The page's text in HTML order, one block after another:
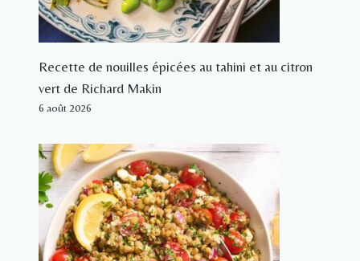
Recette de nouilles épicées au tahini et au citron
vert de Richard Makin
6 août 2026